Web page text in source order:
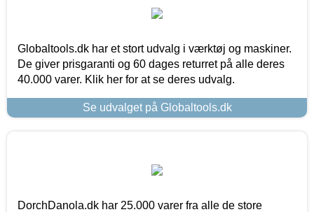
Globaltools.dk har et stort udvalg i værktøj og maskiner.
De giver prisgaranti og 60 dages returret på alle deres
40.000 varer. Klik her for at se deres udvalg.
Se udvalget på Globaltools.dk
DorchDanola.dk har 25.000 varer fra alle de store